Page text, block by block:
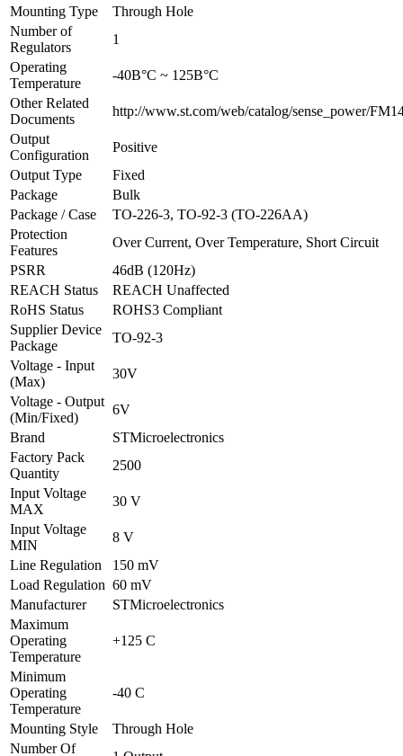
Mounting Type
Through Hole
Number of
Regulators
1
Operating
Temperature
-40В°C ~ 125В°C
Other Related
Documents
http://www.st.com/web/catalog/sense_power/
Output
Configuration
Positive
Output Type
Fixed
Package
Bulk
Package / Case
TO-226-3, TO-92-3 (TO-226AA)
Protection
Features
Over Current, Over Temperature, Short Circuit
PSRR
46dB (120Hz)
REACH Status
REACH Unaffected
RoHS Status
ROHS3 Compliant
Supplier Device
Package
TO-92-3
Voltage - Input
(Max)
30V
Voltage - Output
(Min/Fixed)
6V
Brand
STMicroelectronics
Factory Pack
Quantity
2500
Input Voltage
MAX
30 V
Input Voltage
MIN
8 V
Line Regulation
150 mV
Load Regulation 60 mV
Manufacturer
STMicroelectronics
Maximum
Operating
Temperature
+125 C
Minimum
Operating
Temperature
-40 C
Mounting Style
Through Hole
Number Of